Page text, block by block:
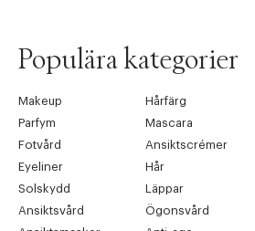
Populära kategorier
Makeup Hårfärg
Parfym
Mascara
Fotvård
Ansiktscrémer
Eyeliner
Hår
Solskydd
Läppar
Ansiktsvård
Ögonsvård